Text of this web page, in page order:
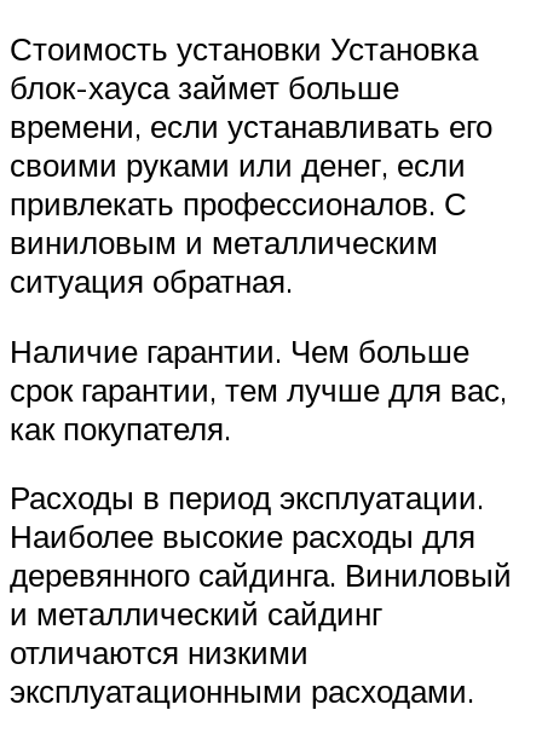
Стоимость установки Установка
блок-хауса займет больше
времени, если устанавливать его
своими руками или денег, если
привлекать профессионалов. С
виниловым и металлическим
ситуация обратная.
Наличие гарантии. Чем больше
срок гарантии, тем лучше для вас,
как покупателя.
Расходы в период эксплуатации.
Наиболее высокие расходы для
деревянного сайдинга. Виниловый
и металлический сайдинг
отличаются низкими
эксплуатационными расходами.